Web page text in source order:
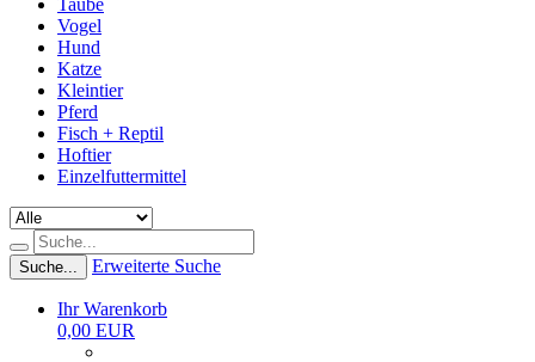
Taube
Vogel
Hund
Katze
Kleintier
Pferd
Fisch + Reptil
Hoftier
Einzelfuttermittel
Suche... Erweiterte Suche
Ihr Warenkorb
0,00 EUR